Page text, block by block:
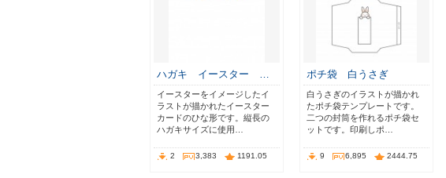
ハガキ イースター …
イースターをイメージしたイ
ラストが描かれたイースター
カードのひな形です。縦長の
ハガキサイズに使用…
2 3,383 1191.05
ポチ袋 白うさぎ
白うさぎのイラストが描かれ
たポチ袋テンプレートです。
二つの封筒を作れるポチ袋セ
ットです。印刷しポ…
9 6,895 2444.75